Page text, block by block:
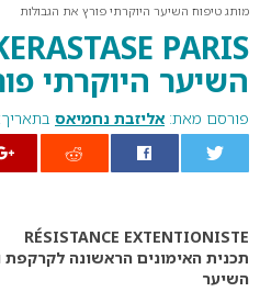
מותג טיפוח השיער היוקרתי פורץ את הגבולות
השיער היוקרתי
פורסם מאת: אליזבת נחמיאס בתאריך: 6 פברואר 2019
RÉSISTANCE EXTENTIONISTE
תכנית האימונים הראשונה
השיער